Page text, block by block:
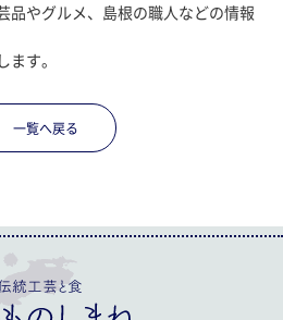
品やグルメ、島根の職人などの情報
す。
一覧へ戻る